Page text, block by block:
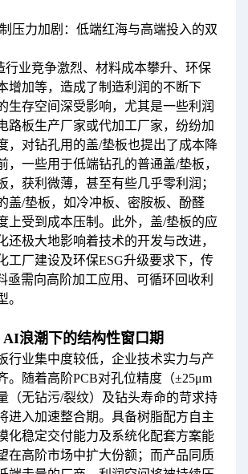
压力加剧：低端红海与高端投入的双
行业竞争激烈、材料成本攀升、环保
增加等，造成了制造利润的不断下
生存空间深受影响，尤其是一些利润
路板生产厂家或代加工厂家，纷纷加
，对钻孔用的盖/垫板也提出了成本降
，一些用于低端钻孔的普通盖/垫板，
，获利微薄，甚至有些几乎零利润；
盖/垫板，如冷冲板、密胺板、酚醛
上受到成本压制。此外，盖/垫板的应
还极大地影响着技术的开发与改进，
工厂建设及环保ESG升级要求下，传
亟需向高阶加工应用、可循环回收利
。
AI浪潮下的结构性窗口期
行业集中度较低，企业技术实力与产
。随着高阶PCB对孔位精度（±25μm
（无钻污/裂纹）及钻头寿命的苛求持
进入加速整合期。具备树脂配方自主
化稳定交付能力及系统化配套方案能
在高阶市场中扩大份额；而产品同质